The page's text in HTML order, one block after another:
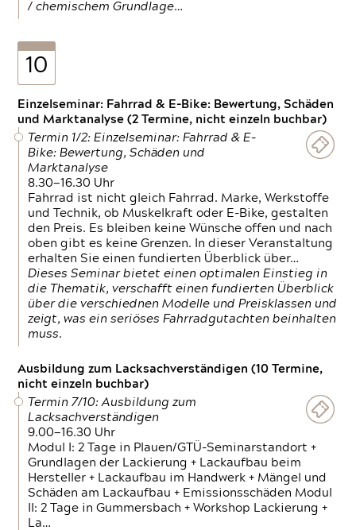
/ chemischem Grundlage…
10
Einzelseminar: Fahrrad & E-Bike: Bewertung, Schäden
und Marktanalyse (2 Termine, nicht einzeln buchbar)
Termin 1/2: Einzelseminar: Fahrrad & E-
Bike: Bewertung, Schäden und
Marktanalyse
8.30—16.30 Uhr
Fahrrad ist nicht gleich Fahrrad. Marke, Werkstoffe
und Technik, ob Muskelkraft oder E-Bike, gestalten
den Preis. Es bleiben keine Wünsche offen und nach
oben gibt es keine Grenzen. In dieser Veranstaltung
erhalten Sie einen fundierten Überblick über…
Dieses Seminar bietet einen optimalen Einstieg in
die Thematik, verschafft einen fundierten Überblick
über die verschiednen Modelle und Preisklassen und
zeigt, was ein seriöses Fahrradgutachten beinhalten
muss.
Ausbildung zum Lacksachverständigen (10 Termine,
nicht einzeln buchbar)
Termin 7/10: Ausbildung zum
Lacksachverständigen
9.00—16.30 Uhr
Modul I: 2 Tage in Plauen/GTÜ-Seminarstandort +
Grundlagen der Lackierung + Lackaufbau beim
Hersteller + Lackaufbau im Handwerk + Mängel und
Schäden am Lackaufbau + Emissionsschäden Modul
II: 2 Tage in Gummersbach + Workshop Lackierung +
La…